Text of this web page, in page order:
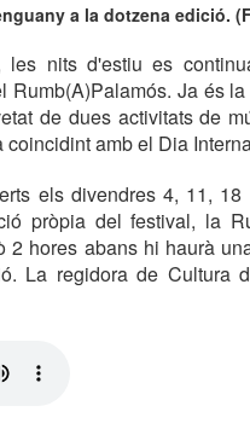
a la dotzena edició.
nits d'estiu es
Ja és
de dues activitats de
amb el Dia
els divendres 4, 11,
pròpia del festival, la
hores abans hi haurà
La regidora de Cultura